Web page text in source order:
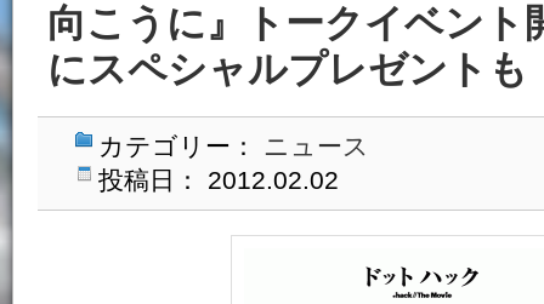
向こうに』トークイベント
にスペシャルプレゼントも
カテゴリー： ニュース
投稿日： 2012.02.02